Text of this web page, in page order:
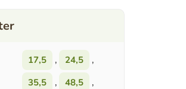
17,5 , 24,5
,
35,5
, 48,5
,